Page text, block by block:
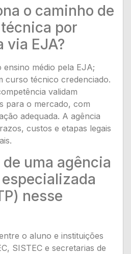
o caminho de
por
via EJA?
médio pela EJA;
curso técnico credenciado.
validam
para o mercado, com
adequada. A agência
custos e etapas legais
uma agência
nesse
o aluno e instituições
SISTEC e secretarias de